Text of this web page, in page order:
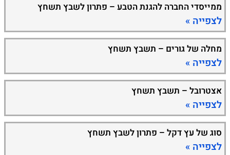
ממייסדי החברה להגנת הטבע – פתרון לשבץ תשחץ
לצפייה »
מחלה של גורים – תשבץ תשחץ
לצפייה »
אצטרובל – תשבץ תשחץ
לצפייה »
סוג של עץ דקל – פתרון לשבץ תשחץ
לצפייה »